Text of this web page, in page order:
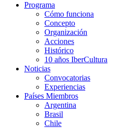
Programa
Cómo funciona
Concepto
Organización
Acciones
Histórico
10 años IberCultura
Noticias
Convocatorias
Experiencias
Países Miembros
Argentina
Brasil
Chile